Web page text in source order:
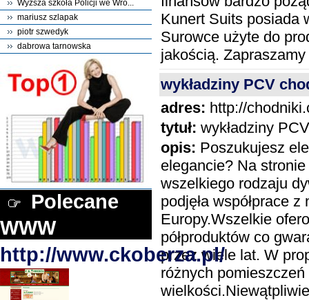
Kunert Suits posiada
Surowce użyte do
jakością.
wykładziny PCV
adres: http://
tytuł: wykładziny
opis: Poszukujesz
elegancie? Na
wszelkiego rodzaju
podjęła współprace
Europy.Wszelkie
półproduktów co
przez wiele lat. W
różnych
Wyższa szkoła Policji we Wro...
mariusz szlapak
piotr szwedyk
dabrowa tarnowska
Polecane
WWW
http://www.ckoberza.pl/